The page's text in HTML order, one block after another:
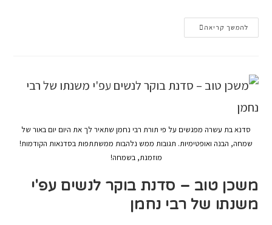
להמשך קריאה
סדנא בת עשרה מפגשים על פי תורת רבי נחמן שתאיר לך את היום יום באור של
שמחה, הבנה ואופטימיות. תגובות ממש נלהבות ממשתתפות בסדנאות הקודמות!
מוזמנת, בשמחה!
משכן טוב – סדנת בוקר לנשים עפ'י
משנתו של רבי נחמן